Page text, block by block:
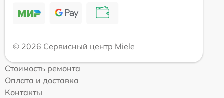
© 2026 Сервисный центр Miele
Стоимость ремонта
Оплата и доставка
Контакты